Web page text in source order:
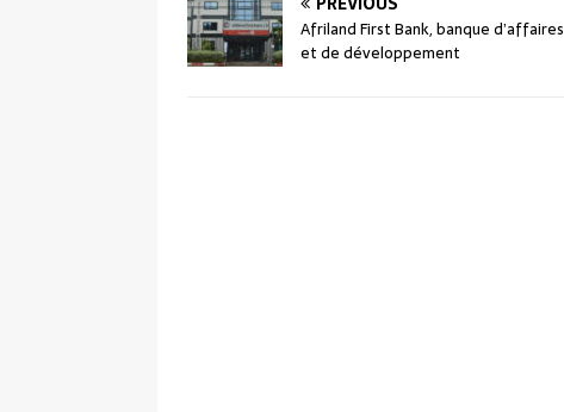
Afriland First Bank, banque d’affaires
et de développement